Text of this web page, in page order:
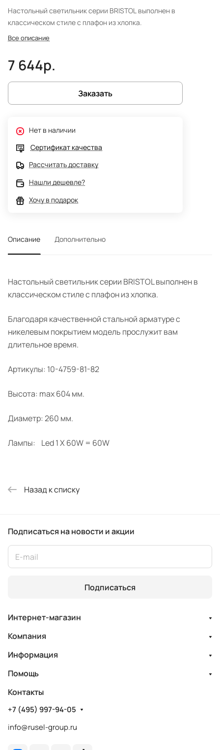
Настольный светильник серии BRISTOL выполнен в
классическом стиле с плафон из хлопка.
Все описание
7 644р.
Заказать
Нет в наличии
Сертификат качества
Рассчитать доставку
Нашли дешевле?
Хочу в подарок
Описание Дополнительно
Настольный светильник серии BRISTOL выполнен в
классическом стиле с плафон из хлопка.
Благодаря качественной стальной арматуре с
никелевым покрытием модель прослужит вам
длительное время.
Артикулы: 10-4759-81-82
Высота: max 604 мм.
Диаметр: 260 мм.
Лампы: Led 1 X 60W = 60W
Назад к списку
Подписаться на новости и акции
Подписаться
Интернет-магазин
Компания
Информация
Помощь
Контакты
+7 (495) 997-94-05
info@rusel-group.ru